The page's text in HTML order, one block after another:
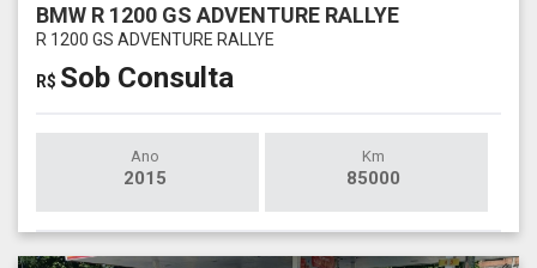
BMW R 1200 GS ADVENTURE RALLYE
R 1200 GS ADVENTURE RALLYE
R$ Sob Consulta
Ano
2015
Km
85000